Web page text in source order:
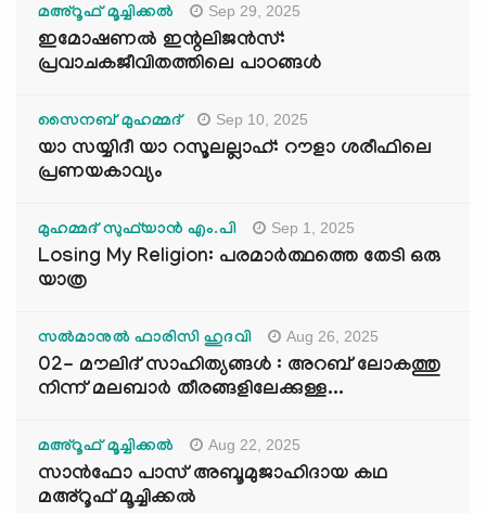
മഅ്റൂഫ് മൂച്ചിക്കല്‍ Sep 29, 2025
ഇമോഷണൽ ഇന്റലിജൻസ്:
പ്രവാചകജീവിതത്തിലെ പാഠങ്ങൾ
സൈനബ് മുഹമ്മദ് Sep 10, 2025
യാ സയ്യിദീ യാ റസൂലല്ലാഹ്: റൗളാ ശരീഫിലെ
പ്രണയകാവ്യം
മുഹമ്മദ് സുഫ്‌യാൻ എം.പി Sep 1, 2025
Losing My Religion: പരമാർത്ഥത്തെ തേടി ഒരു
യാത്ര
സൽമാനുൽ ഫാരിസി ഹുദവി Aug 26, 2025
02- മൗലിദ് സാഹിത്യങ്ങൾ : അറബ് ലോകത്തു
നിന്ന് മലബാർ തീരങ്ങളിലേക്കുള്ള...
മഅ്റൂഫ് മൂച്ചിക്കല്‍ Aug 22, 2025
സാൻഫോ പാസ് അബൂമുജാഹിദായ കഥ
മഅ്റൂഫ് മൂച്ചിക്കല്‍